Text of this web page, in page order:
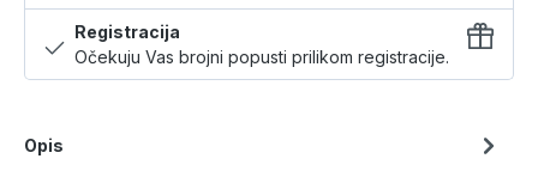
Registracija
Očekuju Vas brojni popusti prilikom registracije.
Opis